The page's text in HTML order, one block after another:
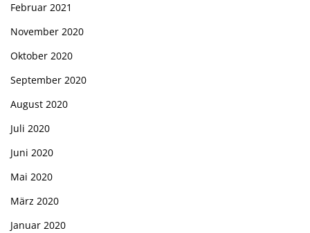
Februar 2021
November 2020
Oktober 2020
September 2020
August 2020
Juli 2020
Juni 2020
Mai 2020
März 2020
Januar 2020